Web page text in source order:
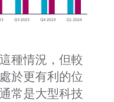
種情況，但較
於更有利的位
常是大型科技